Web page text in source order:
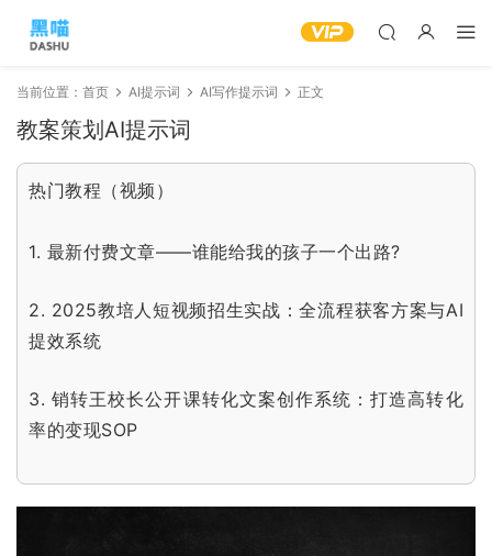
当前位置： 首页 AI提示词 AI写作提示词 正文
教案策划AI提示词
热门教程（视频）
1. 最新付费文章——谁能给我的孩子一个出路?
2. 2025教培人短视频招生实战：全流程获客方案与AI
提效系统
3.销转王校长公开课转化文案创作系统：打造高转化
率的变现SOP